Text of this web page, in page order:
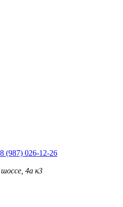
8 (987) 026-12-26
4а к3